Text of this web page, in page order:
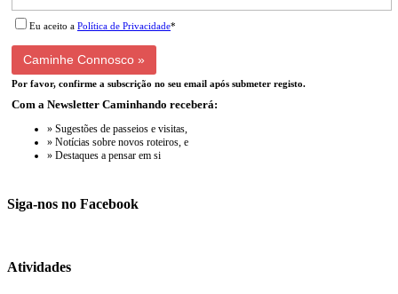
Eu aceito a Política de Privacidade*
Por favor, confirme a subscrição no seu email após submeter registo.
Com a Newsletter Caminhando receberá:
» Sugestões de passeios e visitas,
» Notícias sobre novos roteiros, e
» Destaques a pensar em si
Siga-nos no Facebook
Atividades